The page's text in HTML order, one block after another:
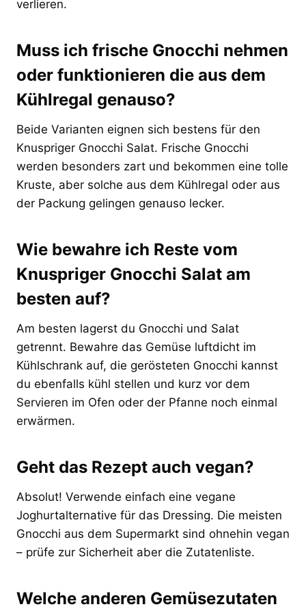
verlieren.
Muss ich frische Gnocchi nehmen
oder funktionieren die aus dem
Kühlregal genauso?
Beide Varianten eignen sich bestens für den
Knuspriger Gnocchi Salat. Frische Gnocchi
werden besonders zart und bekommen eine tolle
Kruste, aber solche aus dem Kühlregal oder aus
der Packung gelingen genauso lecker.
Wie bewahre ich Reste vom
Knuspriger Gnocchi Salat am
besten auf?
Am besten lagerst du Gnocchi und Salat
getrennt. Bewahre das Gemüse luftdicht im
Kühlschrank auf, die gerösteten Gnocchi kannst
du ebenfalls kühl stellen und kurz vor dem
Servieren im Ofen oder der Pfanne noch einmal
erwärmen.
Geht das Rezept auch vegan?
Absolut! Verwende einfach eine vegane
Joghurtalternative für das Dressing. Die meisten
Gnocchi aus dem Supermarkt sind ohnehin vegan
– prüfe zur Sicherheit aber die Zutatenliste.
Welche anderen Gemüsezutaten